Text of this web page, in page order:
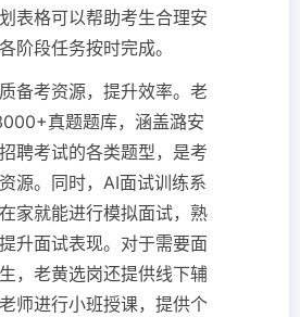
表格可以帮助考生合理安
阶段任务按时完成。
备考资源，提升效率。老
真题题库，涵盖潞安
聘考试的各类题型，是考
源。同时，AI面试训练系
家就能进行模拟面试，熟
升面试表现。对于需要面
，老黄选岗还提供线下辅
师进行小班授课，提供个